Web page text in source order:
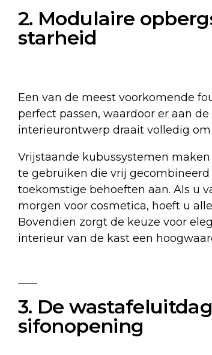
2. Modulaire
starheid
Een van de meest voorkomende
perfect passen, waardoor er aan
interieurontwerp draait volledig om
Vrijstaande kubussystemen
te gebruiken die vrij
toekomstige behoeften aan. Als u
morgen voor cosmetica, hoeft u
Bovendien zorgt de keuze voor
interieur van de kast een
3. De
sifonopening